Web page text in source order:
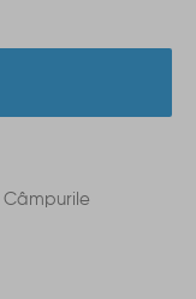
Câmpurile